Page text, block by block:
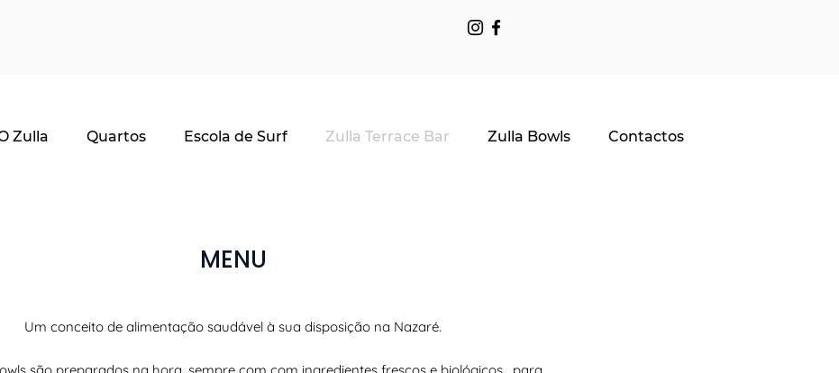
Zulla Quartos Escola de Surf Zulla Terrace Bar Zulla Bowls Contactos
MENU
Um conceito de alimentação saudável à sua disposição na Nazaré.